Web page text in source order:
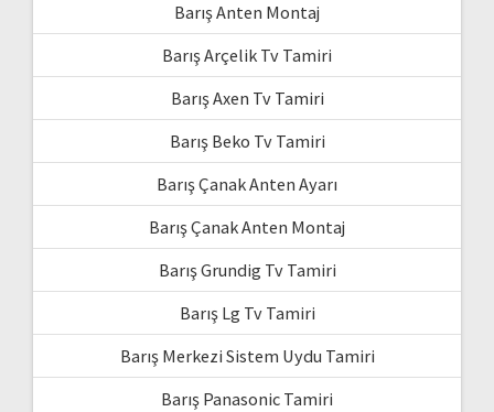
Barış Anten Montaj
Barış Arçelik Tv Tamiri
Barış Axen Tv Tamiri
Barış Beko Tv Tamiri
Barış Çanak Anten Ayarı
Barış Çanak Anten Montaj
Barış Grundig Tv Tamiri
Barış Lg Tv Tamiri
Barış Merkezi Sistem Uydu Tamiri
Barış Panasonic Tamiri